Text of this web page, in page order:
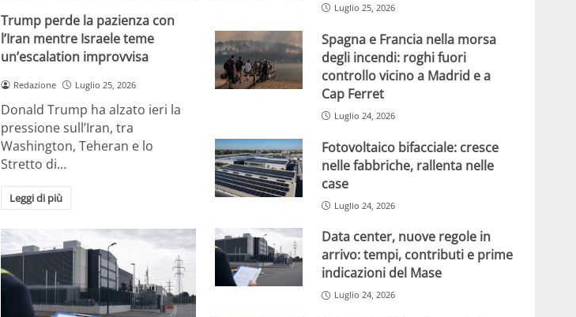
Trump perde la pazienza con
l’Iran mentre Israele teme
un’escalation improvvisa
Redazione Luglio 25, 2026
Donald Trump ha alzato ieri la
pressione sull’Iran, tra
Washington, Teheran e lo
Stretto di…
Leggi di più
Luglio 25, 2026
Spagna e Francia nella morsa
degli incendi: roghi fuori
controllo vicino a Madrid e a
Cap Ferret
Luglio 24, 2026
Fotovoltaico bifacciale: cresce
nelle fabbriche, rallenta nelle
case
Luglio 24, 2026
Data center, nuove regole in
arrivo: tempi, contributi e prime
indicazioni del Mase
Luglio 24, 2026